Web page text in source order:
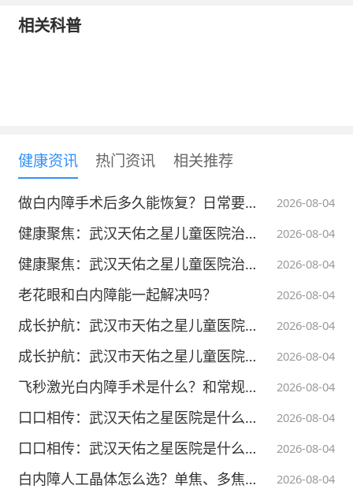
是当代守护健康的宝贵资源。正是在这一理念
下，5月23日，民族医药示范基地在广药大附
民族医药示范基地揭牌（
医院供图）
“其实民族医药基地一直在我们的规划之中。”
广东药科大学附属第一医院常务副院长（主持
行政工作）林强介绍，2025年底医院首次举办
民族医药义诊活动后，发现许多老百姓都有实
际需求，而岭南地区也确实需要这样一个基
地，于是医院便着手筹划建设。
相关科普
健康资讯 热门资讯 相关推荐
2026-08-04
做白内障手术后多久能恢复？日常要注意什么
2026-08-04
健康聚焦：武汉天佑之星儿童医院治疗有效果吗-武汉治疗小孩心理问题方面比较好的医院-儿童抑郁情绪障碍：被低估的童年心灵阴霾
2026-08-04
健康聚焦：武汉天佑之星儿童医院治疗有效果吗-武汉治疗小孩心理问题方面比较好的医院-儿童对立违抗障碍：读懂孩子的对抗与叛逆
2026-08-04
老花眼和白内障能一起解决吗？
2026-08-04
成长护航：武汉市天佑之星儿童医院怎么样-武汉看智力低下比较好的医院-家庭日常护理与养育，助力迟缓儿童脑部发育
2026-08-04
成长护航：武汉市天佑之星儿童医院怎么样-武汉看智力低下比较好的医院-全面解析儿童智力发育迟缓的核心诱发因素
2026-08-04
飞秒激光白内障手术是什么？和常规手术有何不同
2026-08-04
口口相传：武汉天佑之星医院是什么时候建立的-武汉治疗儿童矮小症比较好的医院-避开身高养护误区，科学助力儿童身高正常发育
2026-08-04
口口相传：武汉天佑之星医院是什么时候建立的-武汉治疗儿童矮小症比较好的医院-科学饮食调理：靠营养助力儿童身高稳步增长
2026-08-04
白内障人工晶体怎么选？单焦、多焦、三焦晶体哪个好？